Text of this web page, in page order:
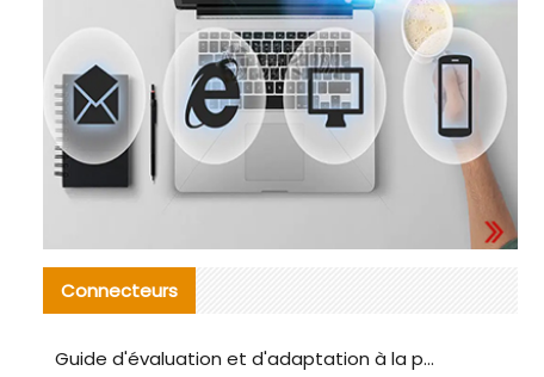
Connecteurs
Guide d'évaluation et d'adaptation à la production des composants de câbles nationaux CNC Tech